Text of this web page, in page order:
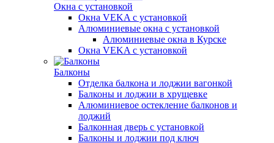
Окна с установкой
Окна VEKA с установкой
Алюминиевые окна с установкой
Алюминиевые окна в Курске
Окна VEKA с установкой
Балконы
Отделка балкона и лоджии вагонкой
Балконы и лоджии в хрущевке
Алюминиевое остекление балконов и
лоджий
Балконная дверь с установкой
Балконы и лоджии под ключ